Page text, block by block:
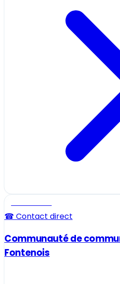
☎ Contact direct
Communauté de
Fontenois